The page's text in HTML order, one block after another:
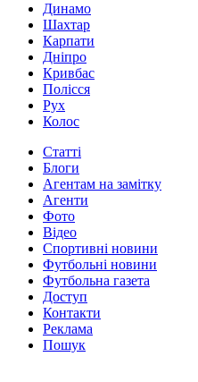
Динамо
Шахтар
Карпати
Дніпро
Кривбас
Полісся
Рух
Колос
Статті
Блоги
Агентам на замітку
Агенти
Фото
Відео
Спортивні новини
Футбольні новини
Футбольна газета
Доступ
Контакти
Реклама
Пошук